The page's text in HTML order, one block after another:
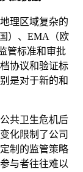
理区域复杂的
）、EMA（欧
管标准和审批
协议和验证标
是对于新的和
共卫生危机后
化限制了公司
制的监管策略
与者往往难以